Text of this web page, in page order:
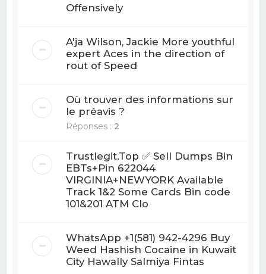
Offensively
A'ja Wilson, Jackie More youthful
expert Aces in the direction of
rout of Speed
Où trouver des informations sur
le préavis ?
Réponses : 2
Trustlegit.Top ✅ Sell Dumps Bin
EBTs+Pin 622044
VIRGINIA+NEWYORK Available
Track 1&2 Some Cards Bin code
101&201 ATM Clo
WhatsApp +1(581) 942-4296 Buy
Weed Hashish Cocaine in Kuwait
City Hawally Salmiya Fintas